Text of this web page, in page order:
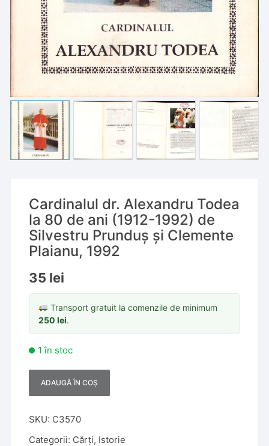
Cardinalul dr. Alexandru Todea
la 80 de ani (1912-1992) de
Silvestru Prunduș și Clemente
Plaianu, 1992
35 lei
Transport gratuit la comenzile de minimum
250lei.
1 în stoc
ADAUGĂ ÎN COȘ
t
SKU: C3570
Categorii: Cărți, Istorie